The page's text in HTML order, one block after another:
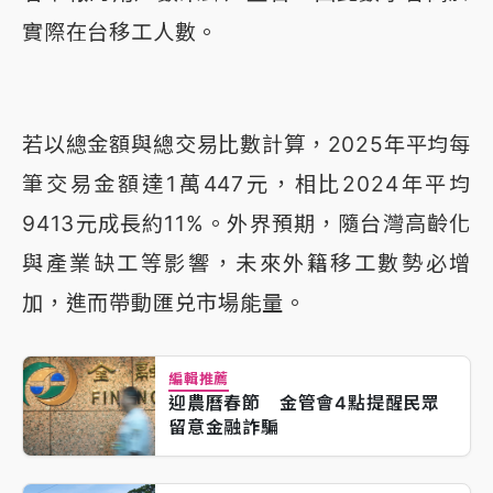
實際在台移工人數。
若以總金額與總交易比數計算，2025年平均每
筆交易金額達1萬447元，相比2024年平均
9413元成長約11%。外界預期，隨台灣高齡化
與產業缺工等影響，未來外籍移工數勢必增
加，進而帶動匯兑市場能量。
編輯推薦
迎農曆春節 金管會4點提醒民眾
留意金融詐騙